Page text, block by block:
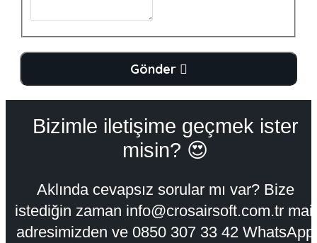
Gönder
Bizimle iletişime geçmek ister
misin? 😍
Aklında cevapsız sorular mı var? Bize
istediğin zaman info@crosairsoft.com.tr mail
adresimizden ve 0850 307 33 42 WhatsApp